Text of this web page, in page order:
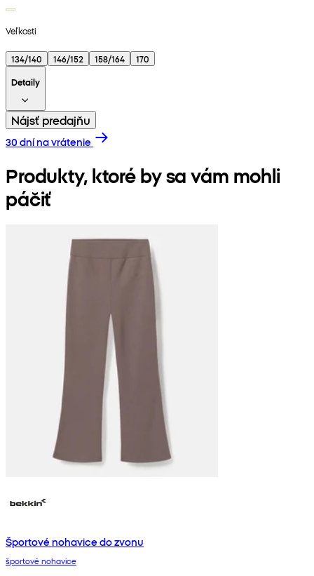
Veľkosti
134/140 146/152 158/164
170
Detaily
Nájsť predajňu
30 dní na vrátenie
Produkty, ktoré by sa vám mohli
páčiť
Športové nohavice do zvonu
športové nohavice